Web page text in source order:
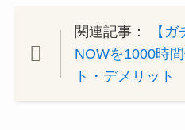
関連記事：
【
NOWを1000時
ト・デメリット